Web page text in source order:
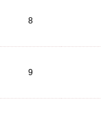
8
9